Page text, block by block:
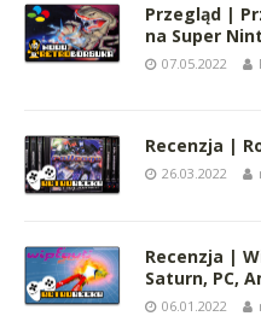
Przegląd |
na Super
07.05.2022
Recenzja |
26.03.2022
Recenzja |
Saturn, PC,
06.01.2022